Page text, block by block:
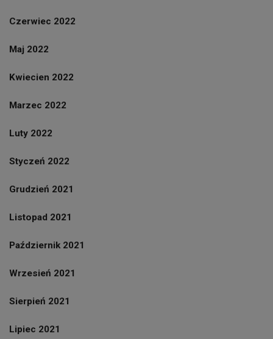
Czerwiec 2022
Maj 2022
Kwiecien 2022
Marzec 2022
Luty 2022
Styczeń 2022
Grudzień 2021
Listopad 2021
Październik 2021
Wrzesień 2021
Sierpień 2021
Lipiec 2021